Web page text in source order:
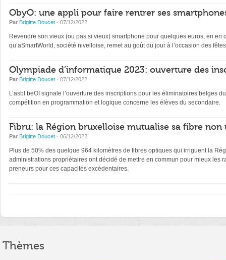
ObyO: une appli pour faire rentrer ses
Par Brigitte Doucet · 07/12/2022
Revendre son vieux (ou pas si vieux) smartphone pour quelques euros, en
qu’aSmartWorld, société nivelloise, remet au goût du jour à l’occasion des
Olympiade d’informatique 2023: ouverture des
Par Brigitte Doucet · 07/12/2022
L’asbl beOI signale l’ouverture des inscriptions pour les éliminatoires belges
compétition en programmation et logique concerne les élèves du secondaire.
Fibru: la Région bruxelloise mutualise sa fibre non
Par Brigitte Doucet · 06/12/2022
Plus de 50% des quelque 964 kilomètres de fibres optiques qui irriguent la
administrations propriétaires ont décidé de mettre en commun pour mieux les
preneurs pour ces capacités excédentaires.
Thèmes